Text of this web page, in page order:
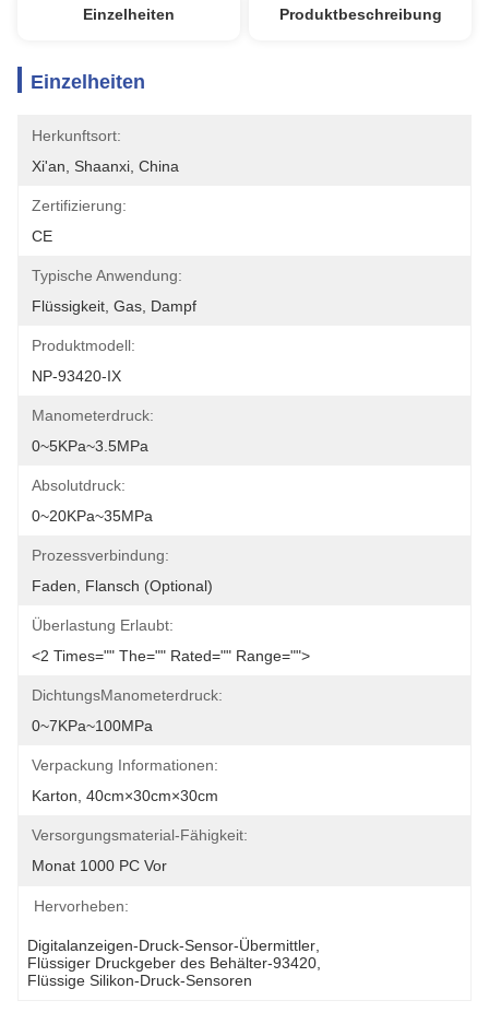
Einzelheiten Produktbeschreibung
Einzelheiten
Herkunftsort:
Xi'an, Shaanxi, China
Zertifizierung:
CE
Typische Anwendung:
Flüssigkeit, Gas, Dampf
Produktmodell:
NP-93420-IX
Manometerdruck:
0~5KPa~3.5MPa
Absolutdruck:
0~20KPa~35MPa
Prozessverbindung:
Faden, Flansch (optional)
Überlastung Erlaubt:
<2 Times="" The="" Rated="" Range="">
DichtungsManometerdruck:
0~7KPa~100MPa
Verpackung Informationen:
Karton, 40cm×30cm×30cm
Versorgungsmaterial-Fähigkeit:
Monat 1000 PC Vor
Hervorheben:
Digitalanzeigen-Druck-Sensor-Übermittler
Flüssiger Druckgeber des Behälter-93420
Flüssige Silikon-Druck-Sensoren